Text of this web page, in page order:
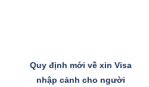
Quy định mới về xin Visa
nhập cảnh cho người